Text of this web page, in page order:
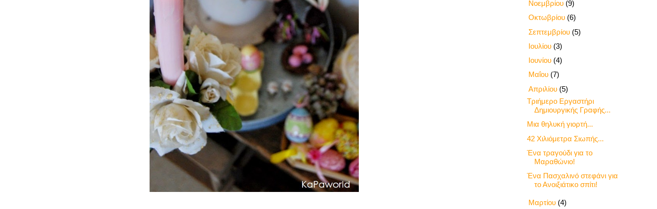
Νοεμβρίου (9)
Οκτωβρίου (6)
Σεπτεμβρίου (5)
Ιουλίου (3)
Ιουνίου (4)
Μαΐου (7)
Απριλίου (5)
Τριήμερο Εργαστήρι
Δημιουργικής Γραφής...
Μια θηλυκή γιορτή...
42 Χιλιόμετρα Σιωπής...
Ένα τραγούδι για το
Μαραθώνιο!
Ένα Πασχαλινό στεφάνι για
το Ανοιξιάτικο σπίτι!
Μαρτίου (4)